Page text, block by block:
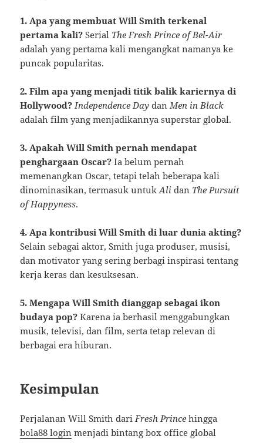
1. Apa yang membuat Will Smith terkenal
pertama kali? Serial The Fresh Prince of Bel-Air
adalah yang pertama kali mengangkat namanya ke
puncak popularitas.
2. Film apa yang menjadi titik balik kariernya di
Hollywood? Independence Day dan Men in Black
adalah film yang menjadikannya superstar global.
3. Apakah Will Smith pernah mendapat
penghargaan Oscar? Ia belum pernah
memenangkan Oscar, tetapi telah beberapa kali
dinominasikan, termasuk untukAli dan The Pursuit
of Happyness.
4. Apa kontribusi Will Smith di luar dunia akting?
Selain sebagai aktor, Smith juga produser, musisi,
dan motivator yang sering berbagi inspirasi tentang
kerja keras dan kesuksesan.
5. Mengapa Will Smith dianggap sebagai ikon
budaya pop? Karena ia berhasil menggabungkan
musik, televisi, dan film, serta tetap relevan di
berbagai era hiburan.
Kesimpulan
Perjalanan Will Smith dari Fresh Prince hingga
bola88 login menjadi bintang box office global